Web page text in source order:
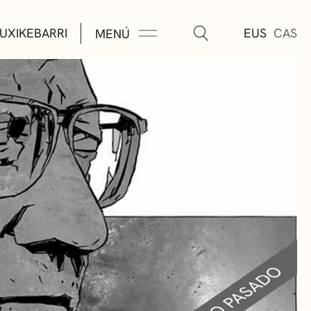
MENÚ EUS CAS